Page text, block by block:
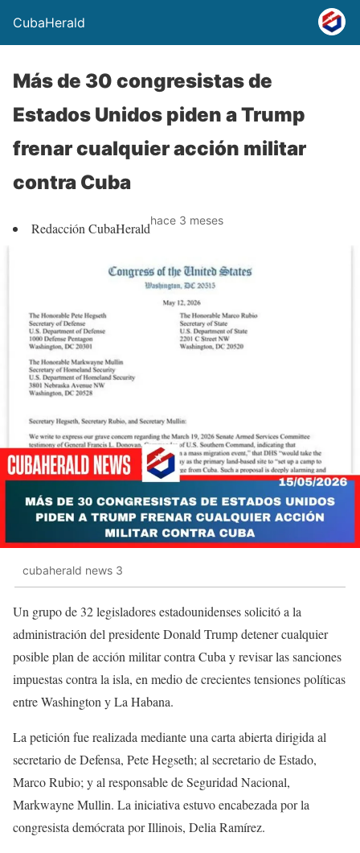
CubaHerald
Más de 30 congresistas de
Estados Unidos piden a Trump
frenar cualquier acción militar
contra Cuba
Redacción CubaHeraldhace 3 meses
cubaherald news 3
Un grupo de 32 legisladores estadounidenses solicitó a la
administración del presidente Donald Trump detener cualquier
posible plan de acción militar contra Cuba y revisar las sanciones
impuestas contra la isla, en medio de crecientes tensiones políticas
entre Washington y La Habana.
La petición fue realizada mediante una carta abierta dirigida al
secretario de Defensa, Pete Hegseth; al secretario de Estado,
Marco Rubio; y al responsable de Seguridad Nacional,
Markwayne Mullin. La iniciativa estuvo encabezada por la
congresista demócrata por Illinois, Delia Ramírez.